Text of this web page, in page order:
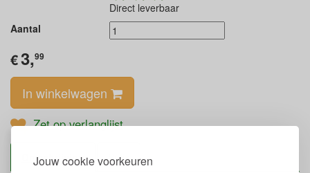
Jouw cookie voorkeuren
Direct leverbaar
Aantal
€3,99
In winkelwagen
Zet op verlanglijst
Omschrijving Safix